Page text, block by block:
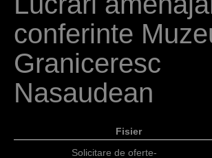
a
r
e
h
r
conferinte
Graniceresc
Nasaudean
Fisier
Solicitare de oferte-